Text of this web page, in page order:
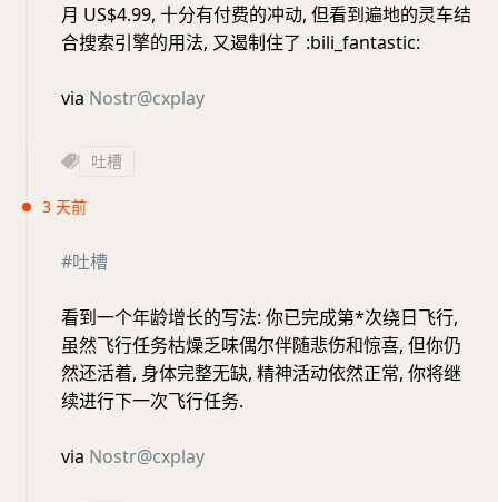
月 US$4.99, 十分有付费的冲动, 但看到遍地的灵车结
合搜索引擎的用法, 又遏制住了 :bili_fantastic:
via Nostr@cxplay
吐槽
3 天前
#吐槽
看到一个年龄增长的写法: 你已完成第*次绕日飞行,
虽然飞行任务枯燥乏味偶尔伴随悲伤和惊喜, 但你仍
然还活着, 身体完整无缺, 精神活动依然正常, 你将继
续进行下一次飞行任务.
via Nostr@cxplay